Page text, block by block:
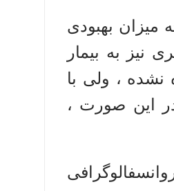
میزان بهبودی
نیز به بیمار
نشده ، ولی با
در این صورت ،